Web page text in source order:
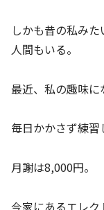
しかも昔の私み
人間もいる。
最近、私の趣味に
毎日かかさず練習
月謝は8,000円。
今家にあるエレク